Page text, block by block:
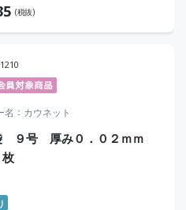
(税抜)
名 カウネット
９号 厚み０．０２ｍｍ
枚